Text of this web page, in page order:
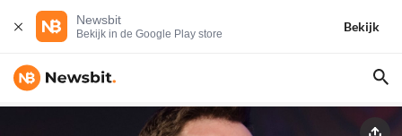
Newsbit
Bekijk in de Google Play store
Bekijk